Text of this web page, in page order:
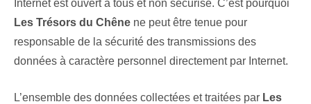
Internet est ouvert à tous et non sécurisé. C’est pourquoi
Les Trésors du Chêne ne peut être tenue pour
responsable de la sécurité des transmissions des
données à caractère personnel directement par Internet.
L’ensemble des données collectées et traitées par Les